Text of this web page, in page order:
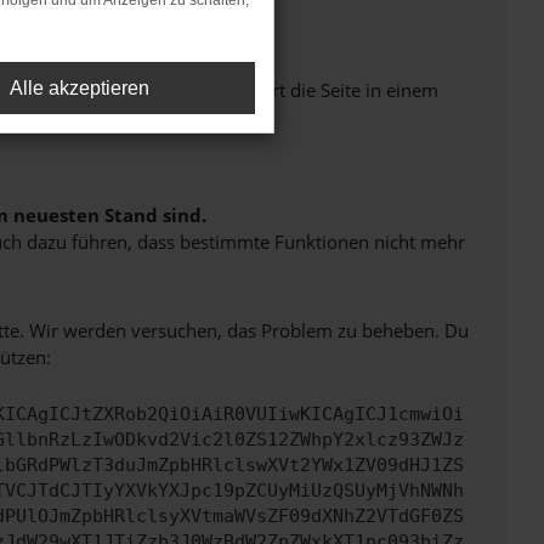
Seiten verhindern. Funktioniert die Seite in einem
neuesten Stand sind.
dazu führen, dass bestimmte Funktionen nicht mehr
Wir werden versuchen, das Problem zu beheben. Du
Alle akzeptieren